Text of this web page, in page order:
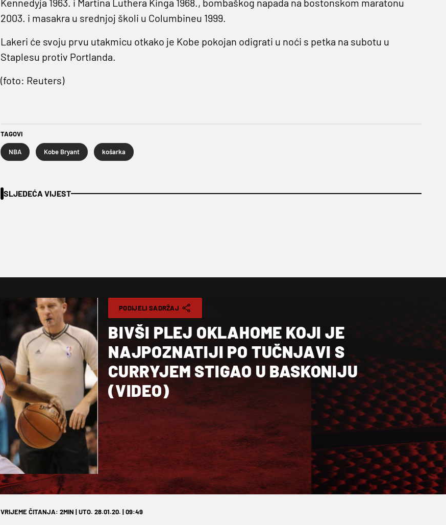
Kennedyja 1963. i Martina Luthera Kinga 1968., bombaškog napada na bostonskom maratonu
2003. i masakra u srednjoj školi u Columbineu 1999.
Lakeri će svoju prvu utakmicu otkako je Kobe pokojan odigrati u noći s petka na subotu u
Staplesu protiv Portlanda.
(foto: Reuters)
TAGOVI
NBA Kobe Bryant košarka
SLJEDEĆA VIJEST
PODIJELI SADRŽAJ
BIVŠI PLEJ OKLAHOME KOJI JE
NAJPOZNATIJI PO TUČNJAVI S
CURRYJEM STIGAO U BASKONIJU
(VIDEO)
VRIJEME ČITANJA: 2MIN | UTO. 28.01.20. | 09:49